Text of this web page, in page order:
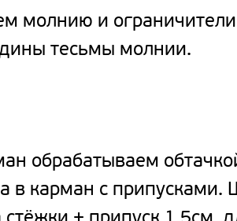
молнию и
тесьмы молнии.
обрабатываем
в карман с припусками.